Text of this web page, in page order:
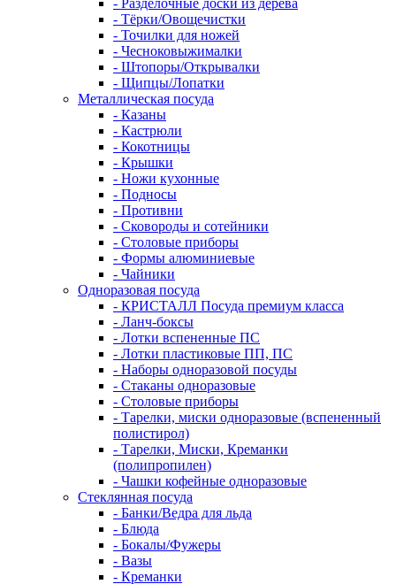
- Тёрки/Овощечистки
- Точилки для ножей
- Чесноковыжималки
- Штопоры/Открывалки
- Щипцы/Лопатки
Металлическая посуда
- Казаны
- Кастрюли
- Кокотницы
- Крышки
- Ножи кухонные
- Подносы
- Противни
- Сковороды и сотейники
- Столовые приборы
- Формы алюминиевые
- Чайники
Одноразовая посуда
- КРИСТАЛЛ Посуда премиум класса
- Ланч-боксы
- Лотки вспененные ПС
- Лотки пластиковые ПП, ПС
- Наборы одноразовой посуды
- Стаканы одноразовые
- Столовые приборы
- Тарелки, миски одноразовые (вспененный
полистирол)
- Тарелки, Миски, Креманки
(полипропилен)
- Чашки кофейные одноразовые
Стеклянная посуда
- Банки/Ведра для льда
- Блюда
- Бокалы/Фужеры
- Вазы
- Креманки